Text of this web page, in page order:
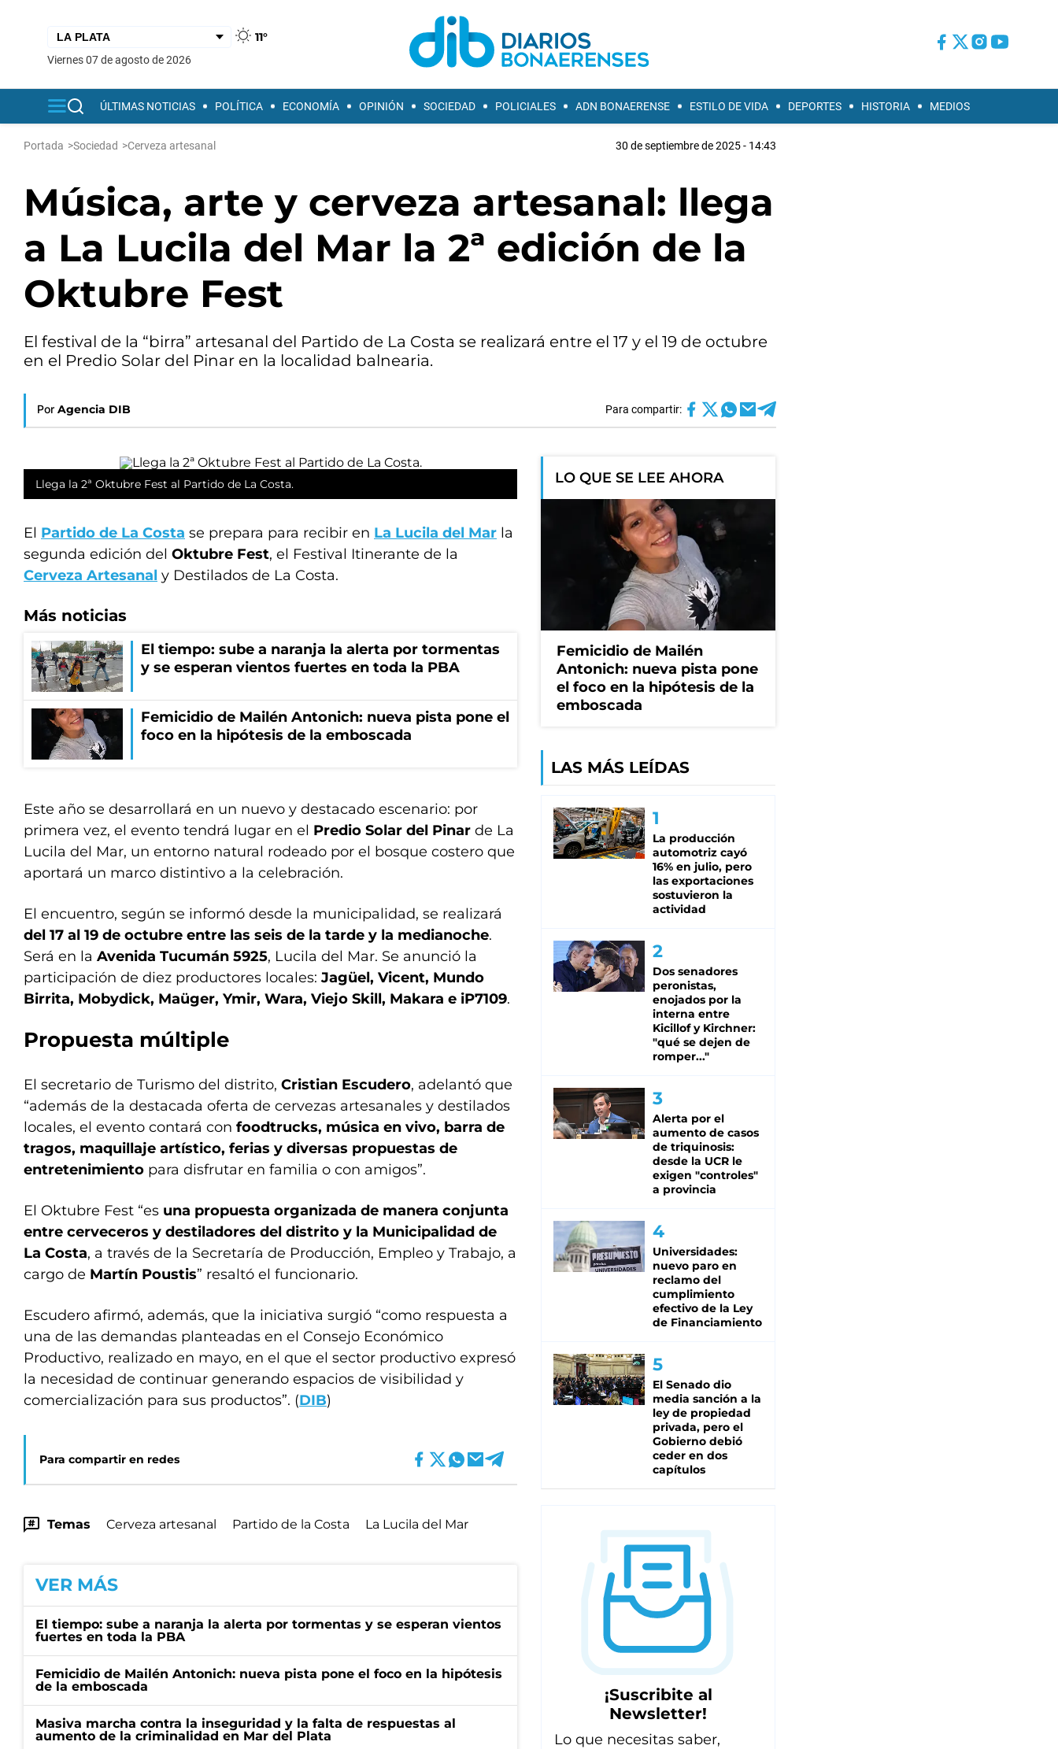
11°
viernes 07 de agosto de 2026
ÚLTIMAS NOTICIAS POLÍTICA ECONOMÍA OPINIÓN SOCIEDAD POLICIALES ADN BONAERENSE ESTILO DE VIDA DEPORTES HISTORIA MEDIOS
Portada >Sociedad >Cerveza artesanal 30 de septiembre de 2025 - 14:43
Música, arte y cerveza artesanal: llega
a La Lucila del Mar la 2ª edición de la
Oktubre Fest
El festival de la “birra” artesanal del Partido de La Costa se realizará entre el 17 y el 19 de octubre
en el Predio Solar del Pinar en la localidad balnearia.
Por Agencia DIB Para compartir:
Llega la 2ª Oktubre Fest al Partido de La Costa.
El Partido de La Costa se prepara para recibir en La Lucila del Mar la
segunda edición del Oktubre Fest, el Festival Itinerante de la
Cerveza Artesanal y Destilados de La Costa.
Más noticias
El tiempo: sube a naranja la alerta por tormentas
y se esperan vientos fuertes en toda la PBA
Femicidio de Mailén Antonich: nueva pista pone el
foco en la hipótesis de la emboscada
Este año se desarrollará en un nuevo y destacado escenario: por
primera vez, el evento tendrá lugar en el Predio Solar del Pinar de La
Lucila del Mar, un entorno natural rodeado por el bosque costero que
aportará un marco distintivo a la celebración.
El encuentro, según se informó desde la municipalidad, se realizará
del 17 al 19 de octubre entre las seis de la tarde y la medianoche.
Será en la Avenida Tucumán 5925, Lucila del Mar. Se anunció la
participación de diez productores locales: Jagüel, Vicent, Mundo
Birrita, Mobydick, Maüger, Ymir, Wara, Viejo Skill, Makara e iP7109.
Propuesta múltiple
El secretario de Turismo del distrito, Cristian Escudero, adelantó que
“además de la destacada oferta de cervezas artesanales y destilados
locales, el evento contará con foodtrucks, música en vivo, barra de
tragos, maquillaje artístico, ferias y diversas propuestas de
entretenimiento para disfrutar en familia o con amigos”.
El Oktubre Fest “es una propuesta organizada de manera conjunta
entre cerveceros y destiladores del distrito y la Municipalidad de
La Costa, a través de la Secretaría de Producción, Empleo y Trabajo, a
cargo de Martín Poustis” resaltó el funcionario.
Escudero afirmó, además, que la iniciativa surgió “como respuesta a
una de las demandas planteadas en el Consejo Económico
Productivo, realizado en mayo, en el que el sector productivo expresó
la necesidad de continuar generando espacios de visibilidad y
comercialización para sus productos”. (DIB)
Para compartir en redes
Temas Cerveza artesanal Partido de la Costa La Lucila del Mar
VER MÁS
El tiempo: sube a naranja la alerta por tormentas y se esperan vientos
fuertes en toda la PBA
Femicidio de Mailén Antonich: nueva pista pone el foco en la hipótesis
de la emboscada
Masiva marcha contra la inseguridad y la falta de respuestas al
aumento de la criminalidad en Mar del Plata
LO QUE SE LEE AHORA
Femicidio de Mailén
Antonich: nueva pista pone
el foco en la hipótesis de la
emboscada
LAS MÁS LEÍDAS
La producción
automotriz cayó
16% en julio, pero
las exportaciones
sostuvieron la
actividad
Dos senadores
peronistas,
enojados por la
interna entre
Kicillof y Kirchner:
"qué se dejen de
romper..."
Alerta por el
aumento de casos
de triquinosis:
desde la UCR le
exigen "controles"
a provincia
Universidades:
nuevo paro en
reclamo del
cumplimiento
efectivo de la Ley
de Financiamiento
El Senado dio
media sanción a la
ley de propiedad
privada, pero el
Gobierno debió
ceder en dos
capítulos
¡Suscribite al
Newsletter!
Lo que necesitas saber,